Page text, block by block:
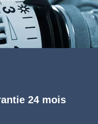
24 mois